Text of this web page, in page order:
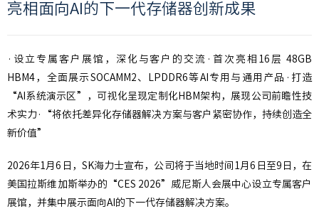
亮相面向AI的下一代存储器创新成果
·设立专属客户展馆，深化与客户的交流·首次亮相16层 48GB
HBM4，全面展示SOCAMM2、LPDDR6等AI专用与通用产品·打造
“AI系统演示区”，可视化呈现定制化HBM架构，展现公司前瞻性技
术实力·“将依托差异化存储器解决方案与客户紧密协作，持续创造全
新价值”
2026年1月6日，SK海力士宣布，公司将于当地时间1月6日至9日，在
美国拉斯维加斯举办的“CES 2026”威尼斯人会展中心设立专属客户
展馆，并集中展示面向AI的下一代存储器解决方案。